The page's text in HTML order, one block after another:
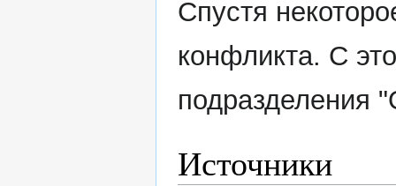
Спустя
конфликта. С
подразделения
Источники